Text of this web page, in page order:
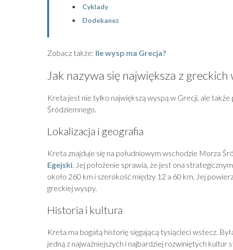
Cyklady
Dodekanez
Zobacz także: Ile wysp ma Grecja?
Jak nazywa się największa z greckich
Kreta jest nie tylko największą wyspą w Grecji, ale
Śródziemnego.
Lokalizacja i geografia
Kreta znajduje się na południowym wschodzie Morza
Egejski. Jej położenie sprawia, że jest ona
około 260 km i szerokość między 12 a 60 km. Jej
greckiej wyspy.
Historia i kultura
Kreta ma bogatą historię sięgającą tysiącleci wstecz.
jedną z najważniejszych i najbardziej rozwiniętych kultur